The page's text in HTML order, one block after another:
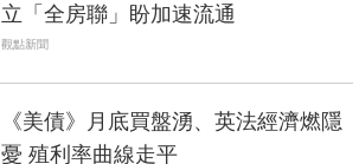
立「全房聯」盼加速流通
觀點新聞
《美債》月底買盤湧、英法經濟燃隱
憂 殖利率曲線走平